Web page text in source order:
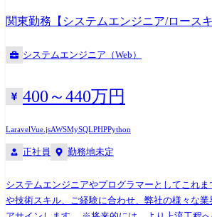
プロジェクト参画までの流れ ①各営業が参画する
得 ②営業マネージャー指揮のもと、案件選抜会
り、エンジニアが一番自分のキャリアに近づけて
近いプロジェクトはどれかを選抜する ③エンジ
顔合わせを実施し、参画するプロジェクトが決定
関東勤務【システムエンジニア/ロースキ
システムエンジニア（Web）
400～440万円
LaravelVue.jsAWSMySQLPHPPython
正社員 勤務地未定
システムエンジニアやプログラマーとしてこれ
や技術スキル、ご経験に合わせ、弊社の様々な